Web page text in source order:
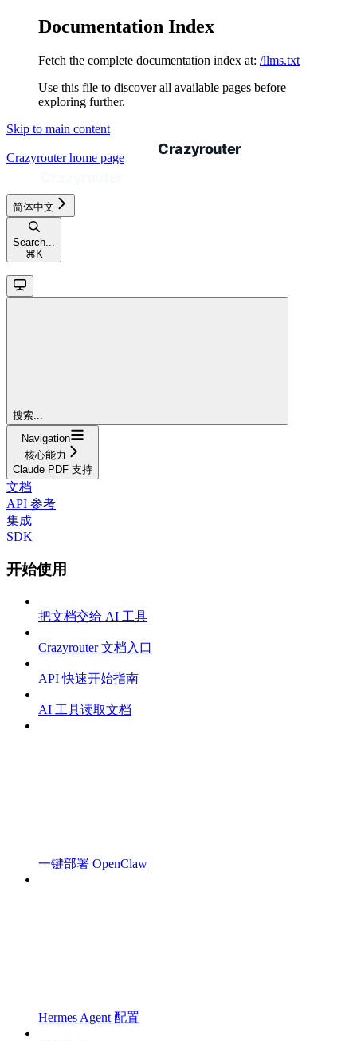
Documentation Index
Fetch the complete documentation index at: /llms.txt
Use this file to discover all available pages before
exploring further.
Skip to main content
Crazyrouterhome page
简体中文
Search...
⌘ K
搜索...
Navigation
核心能力
Claude PDF 支持
文档
API 参考
集成
SDK
开始使用
把文档交给 AI 工具
Crazyrouter 文档入口
API 快速开始指南
AI 工具读取文档
一键部署 OpenClaw
Hermes Agent 配置